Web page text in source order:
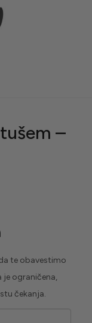
–
te obavestimo
je ograničena,
čekanja.